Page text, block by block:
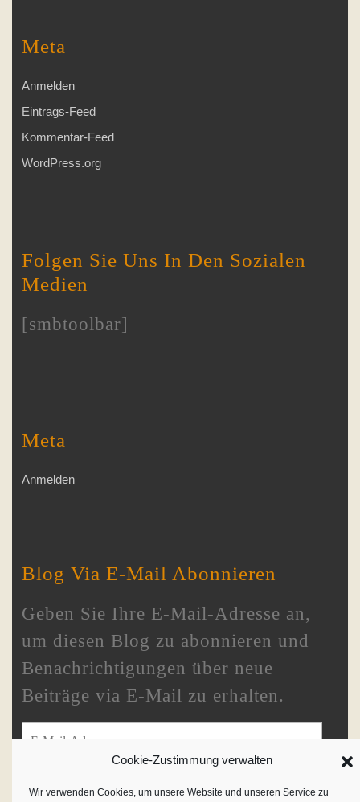
Cookie-Zustimmung verwalten
Wir verwenden Cookies, um unsere Website und unseren Service zu
Meta
Anmelden
Eintrags-Feed
Kommentar-Feed
WordPress.org
Folgen Sie Uns In Den Sozialen
Medien
[smbtoolbar]
Meta
Anmelden
Blog Via E-Mail Abonnieren
Geben Sie Ihre E-Mail-Adresse an,
um diesen Blog zu abonnieren und
Benachrichtigungen über neue
Beiträge via E-Mail zu erhalten.
E-Mail-Adresse